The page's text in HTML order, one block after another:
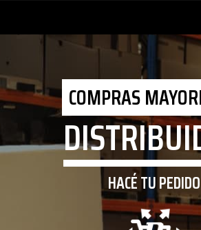
COMPRAS
HACÉ TU PEDIDO